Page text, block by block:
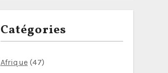
Catégories
Afrique(47)